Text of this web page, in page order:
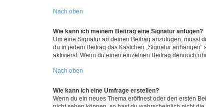
Nach oben
Wie kann ich meinem Beitrag eine Signatur anfügen?
Um eine Signatur an deinen Beitrag anzufügen, musst
du in jedem Beitrag das Kästchen „Signatur
aktivierst. Wenn du einen einzelnen Beitrag dennoch
Nach oben
Wie kann ich eine Umfrage erstellen?
Wenn du ein neues Thema eröffnest oder den ersten